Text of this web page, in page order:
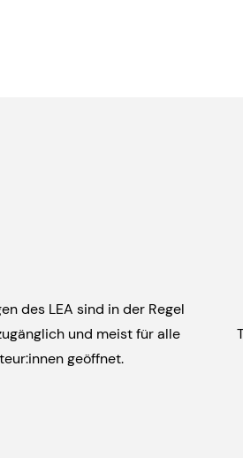
des LEA sind in der Regel
und meist für alle
geöffnet.